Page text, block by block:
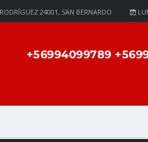
24001, SAN BERNARDO
+56994099789